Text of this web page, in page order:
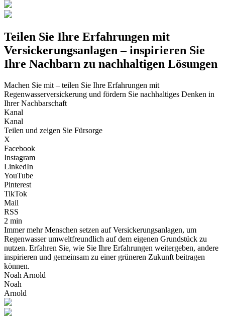
Teilen Sie Ihre Erfahrungen mit
Versickerungsanlagen – inspirieren Sie
Ihre Nachbarn zu nachhaltigen Lösungen
Machen Sie mit – teilen Sie Ihre Erfahrungen mit
Regenwasserversickerung und fördern Sie nachhaltiges Denken in
Ihrer Nachbarschaft
Kanal
Kanal
Teilen und zeigen Sie Fürsorge
X
Facebook
Instagram
LinkedIn
YouTube
Pinterest
TikTok
Mail
RSS
2 min
Immer mehr Menschen setzen auf Versickerungsanlagen, um
Regenwasser umweltfreundlich auf dem eigenen Grundstück zu
nutzen. Erfahren Sie, wie Sie Ihre Erfahrungen weitergeben, andere
inspirieren und gemeinsam zu einer grüneren Zukunft beitragen
können.
Noah Arnold
Noah
Arnold